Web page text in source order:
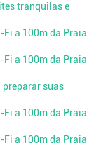
tranquilas e
preparar suas